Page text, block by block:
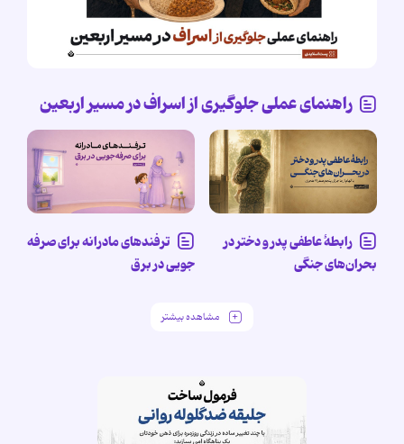
راهنمای عملی جلوگیری از اسراف در مسیر اربعین
رابطۀ عاطفی پدر و دختر در
بحران‌های جنگی
ترفندهای مادرانه برای صرفه
جویی در برق
مشاهده بیشتر